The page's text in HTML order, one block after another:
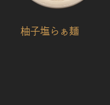
柚子塩らぁ麺